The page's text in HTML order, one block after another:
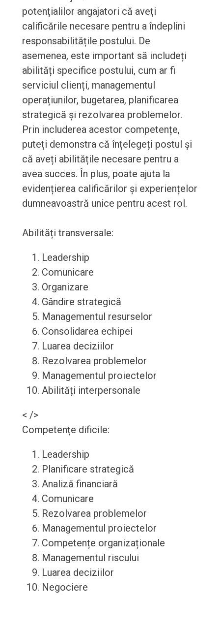
potențialilor angajatori că aveți
calificările necesare pentru a îndeplini
responsabilitățile postului. De
asemenea, este important să includeți
abilități specifice postului, cum ar fi
serviciul clienți, managementul
operațiunilor, bugetarea, planificarea
strategică și rezolvarea problemelor.
Prin includerea acestor competențe,
puteți demonstra că înțelegeți postul și
că aveți abilitățile necesare pentru a
avea succes. În plus, poate ajuta la
evidențierea calificărilor și experiențelor
dumneavoastră unice pentru acest rol.
Abilități transversale:
Leadership
Comunicare
Organizare
Gândire strategică
Managementul resurselor
Consolidarea echipei
Luarea deciziilor
Rezolvarea problemelor
Managementul proiectelor
Abilități interpersonale
< />
Competențe dificile:
Leadership
Planificare strategică
Analiză financiară
Comunicare
Rezolvarea problemelor
Managementul proiectelor
Competențe organizaționale
Managementul riscului
Luarea deciziilor
Negociere